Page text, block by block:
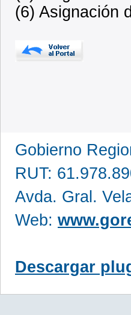
(6) Asignación
Gobierno
RUT:
Avda. Gral.
Web:
Descargar